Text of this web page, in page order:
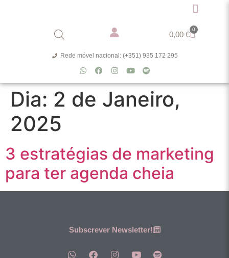
0,00€
0
Rede móvel nacional: (+351) 935 172 295
Dia: 2 de Janeiro,
2025
3 estratégias de marketing
para ter agenda cheia
Subscrever Newsletter!